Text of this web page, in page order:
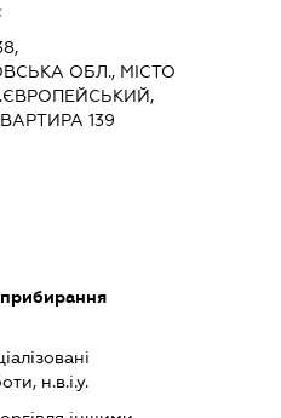
ОБЛ., МІСТО
139
н.в.і.у.